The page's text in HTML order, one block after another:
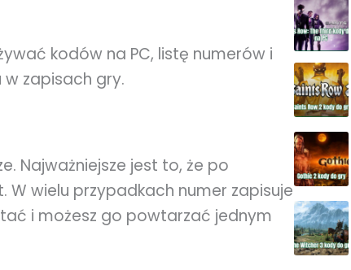
kodów na PC, listę numerów i
zapisach gry.
Najważniejsze jest to, że po
wielu przypadkach numer zapisuje
i możesz go powtarzać jednym